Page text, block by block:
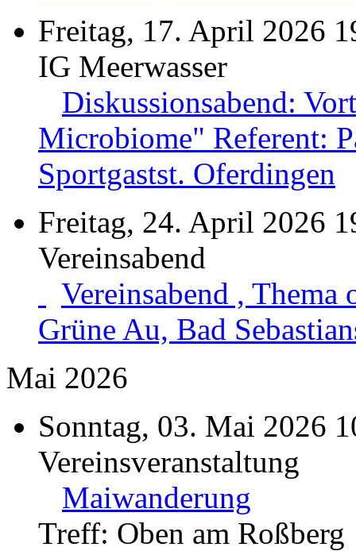
Freitag, 17. April 2026
IG Meerwasser
Diskussionsabend:
Microbiome" Referent:
Sportgastst. Oferdingen
Freitag, 24. April 2026
Vereinsabend
Vereinsabend , Thema
Grüne Au, Bad
Mai 2026
Sonntag, 03. Mai 2026
Vereinsveranstaltung
Maiwanderung
Treff: Oben am Roßberg